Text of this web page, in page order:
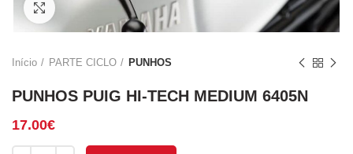
Click to enlarge
Início PARTE CICLO PUNHOS
PUNHOS PUIG HI-TECH MEDIUM 6405N
17.00€